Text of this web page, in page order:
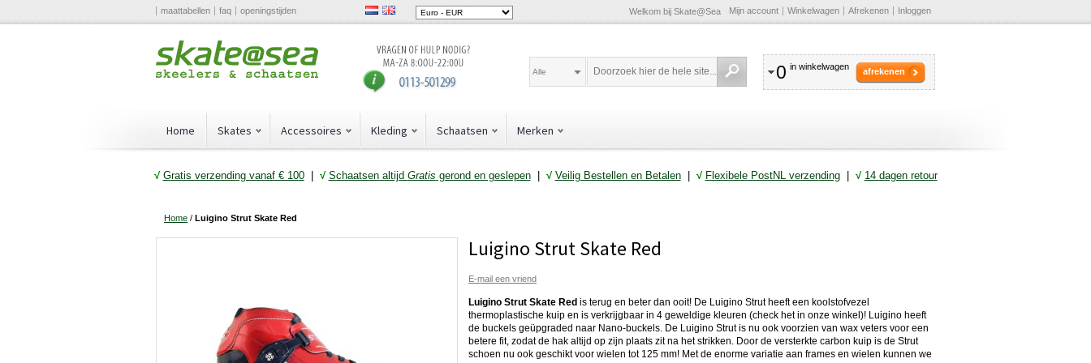
maattabellen faq openingstijden Welkom bij Skate@Sea Mijn account Winkelwagen Afrekenen Inloggen
0 in winkelwagen afrekenen
Alle
Home Skates Accessoires Kleding Schaatsen Merken
√ Gratis verzending vanaf € 100| √ Schaatsen altijd Gratis gerond en geslepen| √ Veilig Bestellen en Betalen| √ Flexibele PostNL verzending| √ 14 dagen retour
Home / Luigino Strut Skate Red
Luigino Strut Skate Red
E-mail een vriend
Luigino Strut Skate Red is terug en beter dan ooit! De Luigino Strut heeft een koolstofvezel
thermoplastische kuip en is verkrijgbaar in 4 geweldige kleuren (check het in onze winkel)! Luigino heeft
de buckels geüpgraded naar Nano-buckels. De Luigino Strut is nu ook voorzien van wax veters voor een
betere fit, zodat de hak altijd op zijn plaats zit na het strikken. Door de versterkte carbon kuip is de Strut
schoen nu ook geschikt voor wielen tot 125 mm! Met de enorme variatie aan frames en wielen kunnen we